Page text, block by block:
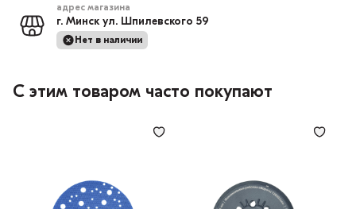
адрес магазина
г. Минск ул. Шпилевского 59
Нет в наличии
С этим товаром часто покупают